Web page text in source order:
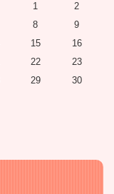
1
2
8
9
15
16
22
23
29
30